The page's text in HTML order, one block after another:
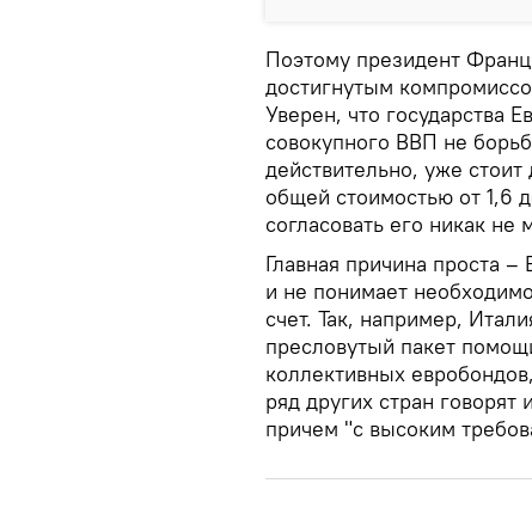
Поэтому президент
достигнутым
Уверен, что государства
совокупного ВВП не
действительно, уже
общей стоимостью от 1,6
согласовать его никак не
Главная причина проста
и не понимает
счет. Так, например,
пресловутый пакет
коллективных
ряд других стран
причем "с высоким